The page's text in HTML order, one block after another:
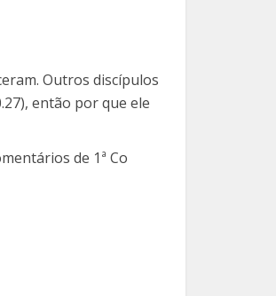
Outros discípulos
então por que ele
de 1ª Co